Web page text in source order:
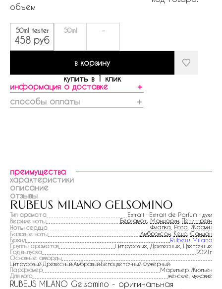
объем
50ml tester
458 руб
50ml -
в корзину
купить в 1 клик
информация о доставке
＋
способы оплаты
＋
преимущества
характеристики
описание
отзывы
rubeus milano gelsomino
Тип аромата
Extrait · Extrait de Parfum · духи
Верхние ноты
Бергамот Мандарин Петитгрейн
Ноты сердца
Фиалка Роза Жасмин
Базовые ноты
Амброксан Кедр Сандал
Бренд
Rubeus Milano
Группы ароматов
Цитрусовые, Древесные, Цветочные
Год выпуска
2021г
Основные аккорды
Цитрусовый:Древесный:Амбровый:Белоцветочный:Фужерный:
Парфюмер
Марипьер Жюльен
Для кого
женские, мужские
RUBEUS MILANO Gelsomino - оригинальная